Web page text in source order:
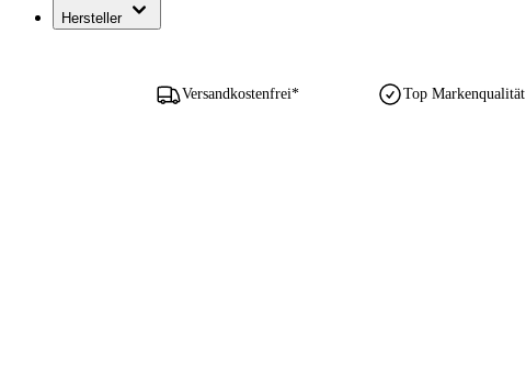
Hersteller
Versandkostenfrei* Top Markenqualität